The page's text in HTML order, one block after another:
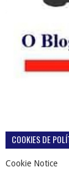
COOKIES DE
Cookie Notice